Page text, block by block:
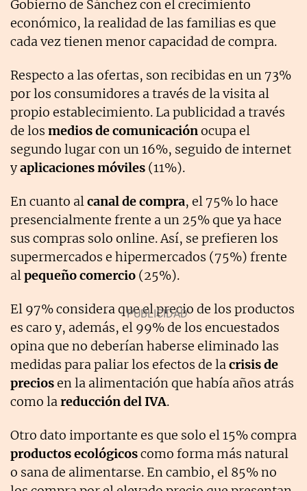
Gobierno de Sánchez con el crecimiento
económico, la realidad de las familias es que
cada vez tienen menor capacidad de compra.
Respecto a las ofertas, son recibidas en un 73%
por los consumidores a través de la visita al
propio establecimiento. La publicidad a través
de los medios de comunicaciónocupa el
segundo lugar con un 16%, seguido de internet
yaplicaciones móviles (11%).
En cuanto alcanal de compra, el 75% lo hace
presencialmente frente a un 25% que ya hace
sus compras solo online. Así, se prefieren los
supermercados e hipermercados (75%) frente
alpequeño comercio (25%).
El 97% considera que el precio de los productos
es caro y, además, el 99% de los encuestados
opina que no deberían haberse eliminado las
medidas para paliar los efectos de lacrisis de
preciosen la alimentación que había años atrás
como lareducción del IVA.
Otro dato importante es que solo el 15% compra
productos ecológicoscomo forma más natural
o sana de alimentarse. En cambio, el 85% no